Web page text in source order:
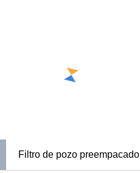
Filtro de pozo preempacado